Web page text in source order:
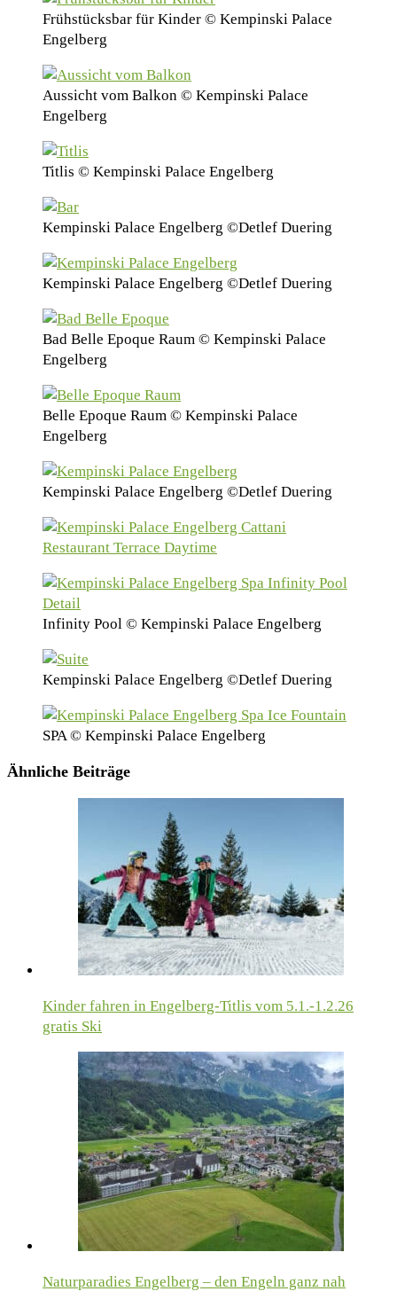
Frühstücksbar für Kinder © Kempinski Palace
Engelberg
Aussicht vom Balkon © Kempinski Palace
Engelberg
Titlis © Kempinski Palace Engelberg
Kempinski Palace Engelberg ©Detlef Duering
Kempinski Palace Engelberg ©Detlef Duering
Bad Belle Epoque Raum © Kempinski Palace
Engelberg
Belle Epoque Raum © Kempinski Palace
Engelberg
Kempinski Palace Engelberg ©Detlef Duering
Infinity Pool © Kempinski Palace Engelberg
Kempinski Palace Engelberg ©Detlef Duering
SPA © Kempinski Palace Engelberg
Ähnliche Beiträge
Kinder fahren in Engelberg-Titlis vom 5.1.-1.2.26
gratis Ski
Naturparadies Engelberg – den Engeln ganz nah